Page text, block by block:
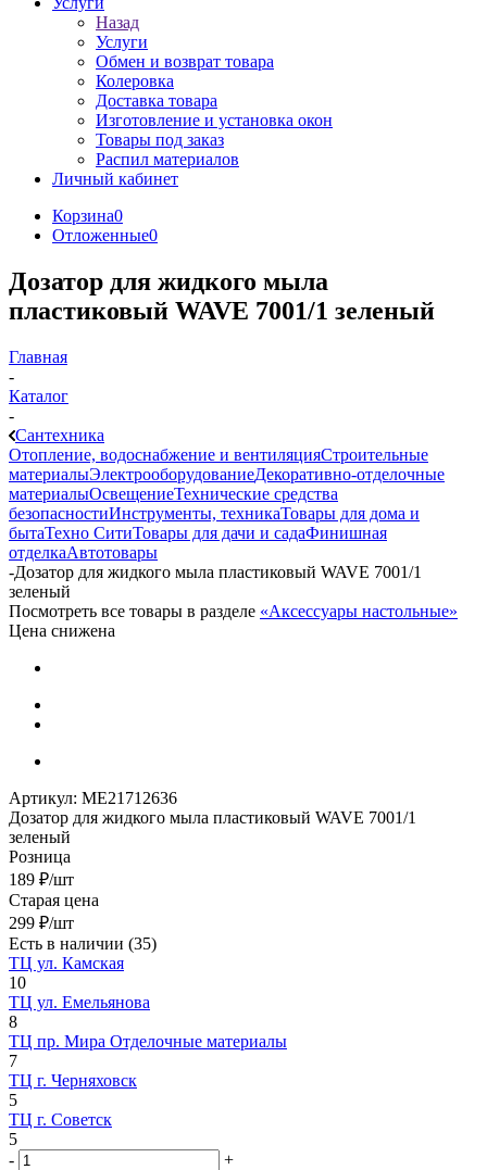
Назад
Услуги
Обмен и возврат товара
Колеровка
Доставка товара
Изготовление и установка окон
Товары под заказ
Распил материалов
Личный кабинет
Корзина0
Отложенные0
Дозатор для жидкого мыла
пластиковый WAVE 7001/1 зеленый
Главная
-
Каталог
-
Сантехника
Отопление, водоснабжение и вентиляцияСтроительные
материалыЭлектрооборудованиеДекоративно-отделочные
материалыОсвещениеТехнические средства
безопасностиИнструменты, техникаТовары для дома и
бытаТехно СитиТовары для дачи и садаФинишная
отделкаАвтотовары
-Дозатор для жидкого мыла пластиковый WAVE 7001/1
зеленый
Посмотреть все товары в разделе «Аксессуары настольные»
Цена снижена
Артикул: МЕ21712636
Дозатор для жидкого мыла пластиковый WAVE 7001/1
зеленый
Розница
189 ₽/шт
Старая цена
299 ₽/шт
Есть в наличии (35)
ТЦ ул. Камская
10
ТЦ ул. Емельянова
8
ТЦ пр. Мира Отделочные материалы
7
ТЦ г. Черняховск
5
ТЦ г. Советск
5
-
+